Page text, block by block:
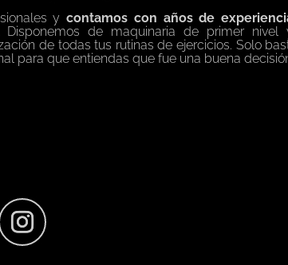
y contamos con años de
Disponemos de maquinaria de primer nivel
de todas tus rutinas de ejercicios. Solo
para que entiendas que fue una buena